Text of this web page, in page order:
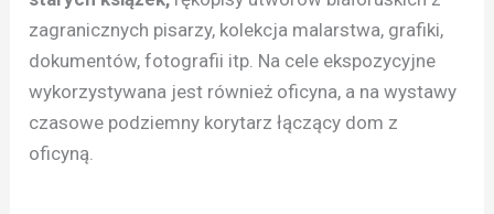
zagranicznych pisarzy, kolekcja malarstwa, grafiki,
dokumentów, fotografii itp. Na cele ekspozycyjne
wykorzystywana jest również oficyna, a na wystawy
czasowe podziemny korytarz łączący dom z
oficyną.